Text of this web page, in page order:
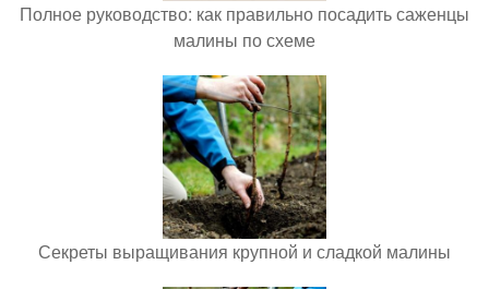
Полное руководство: как правильно посадить саженцы
малины по схеме
Секреты выращивания крупной и сладкой малины